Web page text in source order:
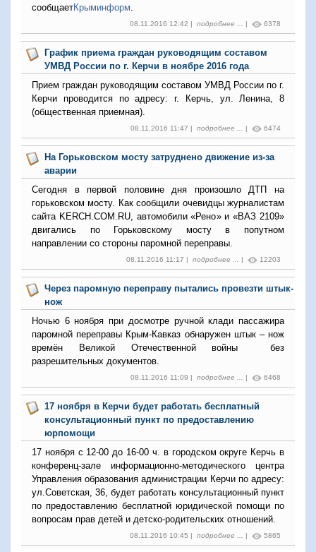
сообщаетКрыминформ.
08.11.2016 12:42 | подробнее ... | 6378
График приема граждан руководящим составом
УМВД России по г. Керчи в ноябре 2016 года
Прием граждан руководящим составом УМВД России по г.
Керчи проводится по адресу: г. Керчь, ул. Ленина, 8
(общественная приемная).
08.11.2016 11:47 | подробнее ... | 6474
На Горьковском мосту затруднено движение из-за
аварии
Сегодня в первой половине дня произошло ДТП на
горьковском мосту. Как сообщили очевидцы журналистам
сайта KERCH.COM.RU, автомобили «Рено» и «ВАЗ 2109»
двигались по Горьковскому мосту в попутном
направлении со стороны паромной переправы.
08.11.2016 11:17 | подробнее ... | 12203
Через паромную переправу пытались провезти штык-
нож
Ночью 6 ноября при досмотре ручной клади пассажира
паромной переправы Крым-Кавказ обнаружен штык – нож
времён Великой Отечественной войны без
разрешительных документов.
08.11.2016 11:09 | подробнее ... | 6468
17 ноября в Керчи будет работать бесплатный
консультационный пункт по предоставлению
юрпомощи
17 ноября с 12-00 до 16-00 ч. в городском округе Керчь в
конференц-зале информационно-методического центра
Управления образования администрации Керчи по адресу:
ул.Советская, 36, будет работать консультационный пункт
по предоставлению бесплатной юридической помощи по
вопросам прав детей и детско-родительских отношений.
08.11.2016 10:45 | подробнее ... | 5865